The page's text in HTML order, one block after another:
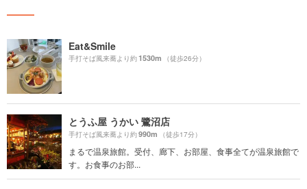
Eat&Smile
手打そば風来蕎より約1530m （徒歩26分）
とうふ屋 うかい 鷺沼店
手打そば風来蕎より約990m （徒歩17分）
まるで温泉旅館。受付、廊下、お部屋、食事全てが温泉旅館で
す。お食事のお部...